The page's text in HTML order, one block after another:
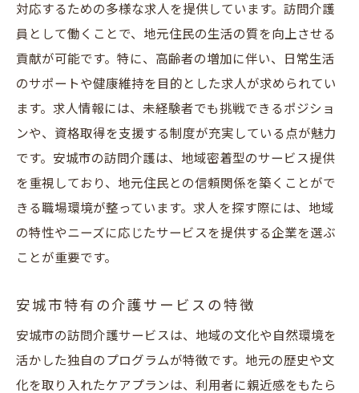
対応するための多様な求人を提供しています。訪問介護
員として働くことで、地元住民の生活の質を向上させる
貢献が可能です。特に、高齢者の増加に伴い、日常生活
のサポートや健康維持を目的とした求人が求められてい
ます。求人情報には、未経験者でも挑戦できるポジショ
ンや、資格取得を支援する制度が充実している点が魅力
です。安城市の訪問介護は、地域密着型のサービス提供
を重視しており、地元住民との信頼関係を築くことがで
きる職場環境が整っています。求人を探す際には、地域
の特性やニーズに応じたサービスを提供する企業を選ぶ
ことが重要です。
安城市特有の介護サービスの特徴
安城市の訪問介護サービスは、地域の文化や自然環境を
活かした独自のプログラムが特徴です。地元の歴史や文
化を取り入れたケアプランは、利用者に親近感をもたら